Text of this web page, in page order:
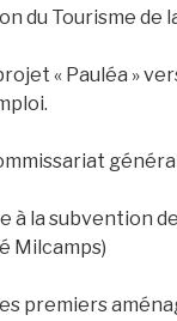
du Tourisme de
« Pauléa »
à la subvention
Milcamps)
premiers